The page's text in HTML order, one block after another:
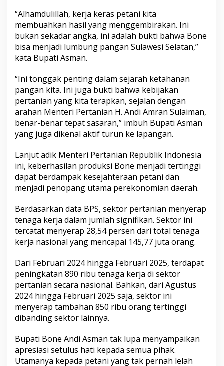
s
T
e
r
i
g
g
d
i
S
u
l
w
e
s
i
S
l
a
t
a
n
“Alhamdulillah, kerja keras petani kita
membuahkan hasil yang menggembirakan. Ini
bukan sekadar angka, ini adalah bukti bahwa Bone
bisa menjadi lumbung pangan Sulawesi Selatan,”
kata Bupati Asman.
“Ini tonggak penting dalam sejarah ketahanan
pangan kita. Ini juga bukti bahwa kebijakan
pertanian yang kita terapkan, sejalan dengan
arahan Menteri Pertanian H. Andi Amran Sulaiman,
benar-benar tepat sasaran,” imbuh Bupati Asman
yang juga dikenal aktif turun ke lapangan.
Lanjut adik Menteri Pertanian Republik Indonesia
ini, keberhasilan produksi Bone menjadi tertinggi
dapat berdampak kesejahteraan petani dan
menjadi penopang utama perekonomian daerah.
Berdasarkan data BPS, sektor pertanian menyerap
tenaga kerja dalam jumlah signifikan. Sektor ini
tercatat menyerap 28,54 persen dari total tenaga
kerja nasional yang mencapai 145,77 juta orang.
Dari Februari 2024 hingga Februari 2025, terdapat
peningkatan 890 ribu tenaga kerja di sektor
pertanian secara nasional. Bahkan, dari Agustus
2024 hingga Februari 2025 saja, sektor ini
menyerap tambahan 850 ribu orang tertinggi
dibanding sektor lainnya.
Bupati Bone Andi Asman tak lupa menyampaikan
apresiasi setulus hati kepada semua pihak.
Utamanya kepada petani yang tak pernah lelah